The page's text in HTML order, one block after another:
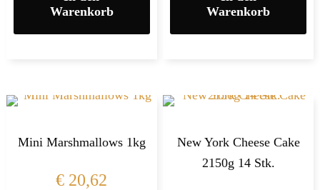
Warenkorb
Warenkorb
Mini Marshmallows 1kg
€ 20,62
New York Cheese Cake
2150g 14 Stk.